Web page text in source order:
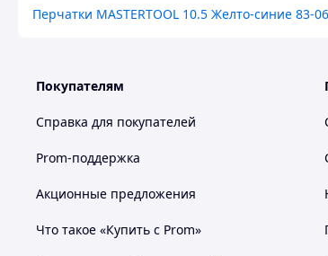
Перчатки MASTERTOOL 10.5 Желто-синие 83-
Покупателям
Справка для покупателей
Prom-поддержка
Акционные предложения
Что такое «Купить с Prom»